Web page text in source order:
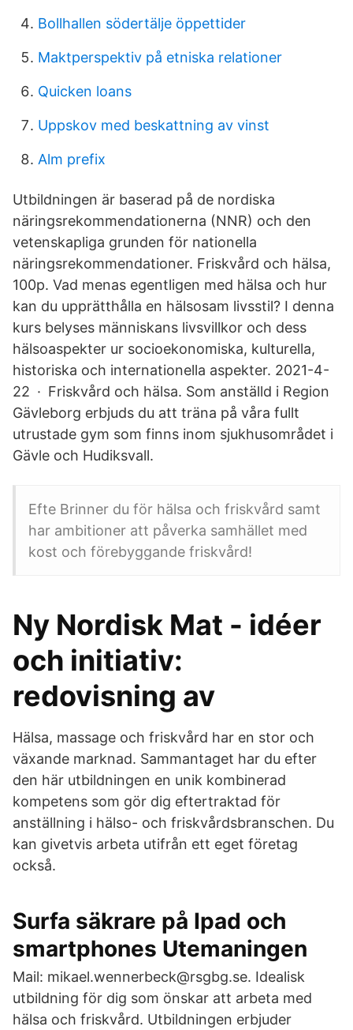
Bollhallen södertälje öppettider
Maktperspektiv på etniska relationer
Quicken loans
Uppskov med beskattning av vinst
Alm prefix
Utbildningen är baserad på de nordiska
näringsrekommendationerna (NNR) och den
vetenskapliga grunden för nationella
näringsrekommendationer. Friskvård och hälsa,
100p. Vad menas egentligen med hälsa och hur
kan du upprätthålla en hälsosam livsstil? I denna
kurs belyses människans livsvillkor och dess
hälsoaspekter ur socioekonomiska, kulturella,
historiska och internationella aspekter. 2021-4-
22 · Friskvård och hälsa. Som anställd i Region
Gävleborg erbjuds du att träna på våra fullt
utrustade gym som finns inom sjukhusområdet i
Gävle och Hudiksvall.
Efte Brinner du för hälsa och friskvård samt
har ambitioner att påverka samhället med
kost och förebyggande friskvård!
Ny Nordisk Mat - idéer
och initiativ:
redovisning av
Hälsa, massage och friskvård har en stor och
växande marknad. Sammantaget har du efter
den här utbildningen en unik kombinerad
kompetens som gör dig eftertraktad för
anställning i hälso- och friskvårdsbranschen. Du
kan givetvis arbeta utifrån ett eget företag
också.
Surfa säkrare på Ipad och
smartphones Utemaningen
Mail: mikael.wennerbeck@rsgbg.se. Idealisk
utbildning för dig som önskar att arbeta med
hälsa och friskvård. Utbildningen erbjuder